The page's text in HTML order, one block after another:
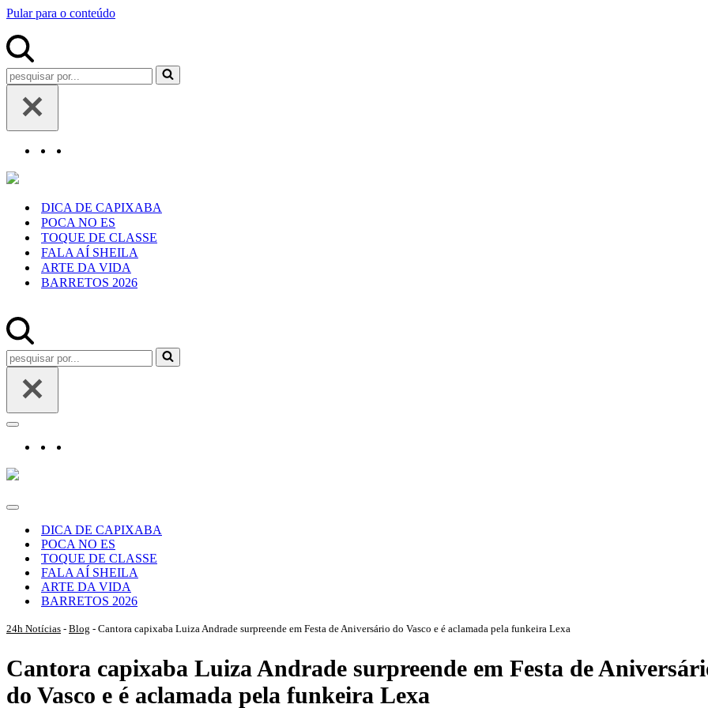
Pular para o conteúdo
Pesquisar
por...
DICA DE CAPIXABA
POCA NO ES
TOQUE DE CLASSE
FALA AÍ SHEILA
ARTE DA VIDA
BARRETOS 2026
Pesquisar
por...
Menu
navegação
Menu
navegaçãoDICA DE CAPIXABA
POCA NO ES
TOQUE DE CLASSE
FALA AÍ SHEILA
ARTE DA VIDA
BARRETOS 2026
24h Notícias - Blog - Cantora capixaba Luiza Andrade surpreende em Festa de Aniversário do Vasco e é aclamada pela funkeira Lexa
Cantora capixaba Luiza Andrade surpreende em Festa de
do Vasco e é aclamada pela funkeira Lexa